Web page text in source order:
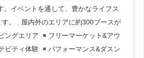
。イベントを通して、豊かなライフス
す。 . 屋内外のエリアに約300ブースが
ングエリア
フリーマーケット&アウ
ビティ体験
パフォーマンス&ダスン